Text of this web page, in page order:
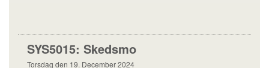
SYS5015: Skedsmo
Torsdag den 19. December 2024